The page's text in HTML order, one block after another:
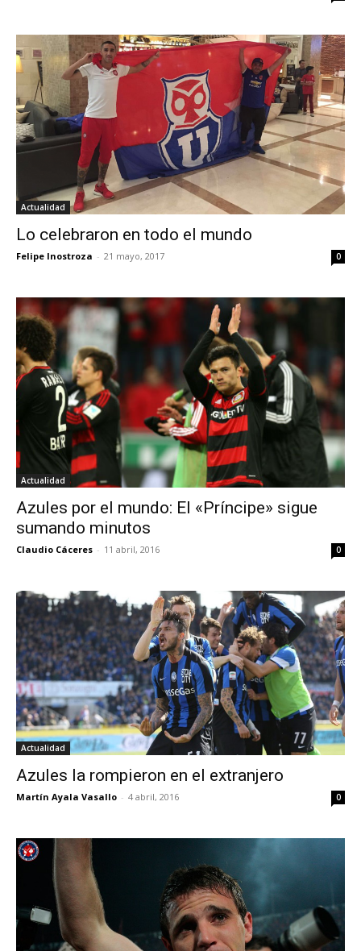
Actualidad
Lo celebraron en todo el mundo
Felipe Inostroza - 21 mayo, 2017 0
Actualidad
Azules por el mundo: El «Príncipe» sigue
sumando minutos
Claudio Cáceres - 11 abril, 2016 0
Actualidad
Azules la rompieron en el extranjero
Martín Ayala Vasallo - 4 abril, 2016 0